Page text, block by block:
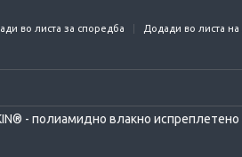
Додади во листа
во листа за споредба
- полиамидно влакно испреплетено